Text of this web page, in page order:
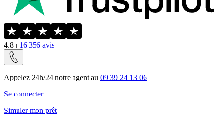
4,8 ⏐ 16 356 avis
Appelez 24h/24 notre agent au 09 39 24 13 06
Se connecter
Simuler mon prêt